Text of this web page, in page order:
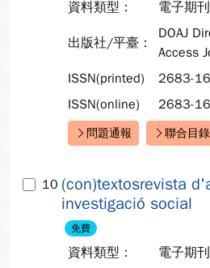
資料類型： 電子期刊
出版社/平臺：
DOAJ
Access
ISSN(printed)
2683-
ISSN(online)
2683-
快速連結：
問題通報 聯合目錄
10 (con)textosrevista
investigació social
免費
資料類型： 電子期刊